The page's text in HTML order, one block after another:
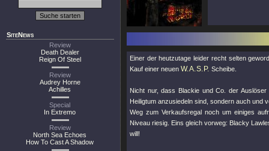
SiteNews
Review
Death Dealer
Reign Of Steel
Review
Audrey Horne
Achilles
Special
In Extremo
Review
North Sea Echoes
How To Cast A Shadow
Einer der heutzutage leider recht selten
Kauf einer neuen W.A.S.P. Scheibe.
Nicht nur, dass Blackie und Co. der
Heiligtum anzusiedeln sind, sondern auch und
Weg zum Verkaufsregal noch um einiges
Niveau riesig. Eins gleich vorweg: Blacky
will!